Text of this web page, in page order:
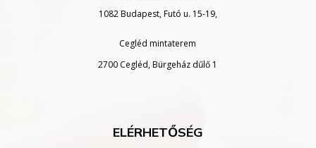
1082 Budapest, Futó u. 15-19,
Cegléd mintaterem
2700 Cegléd, Bürgeház dűlő 1
ELÉRHETŐSÉG